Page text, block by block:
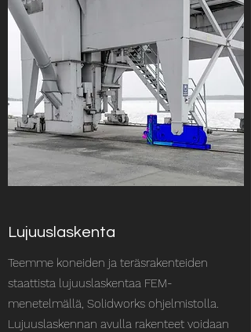
Lujuuslaskenta
Teemme koneiden ja teräsrakenteiden
staattista lujuuslaskentaa FEM-
menetelmällä, Solidworks ohjelmistolla.
Lujuuslaskennan avulla rakenteet voidaan